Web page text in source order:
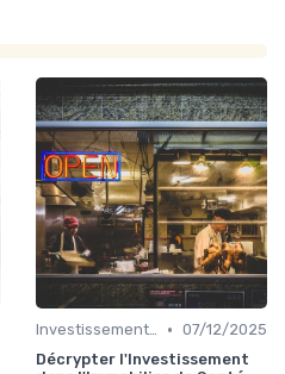
Investissements Immobiliers Stratégiques • 07/12/2025
Décrypter l'Investissement